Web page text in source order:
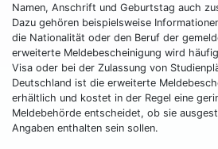
Namen, Anschrift und Geburtstag auch
Dazu gehören beispielsweise
die Nationalität oder den Beruf der
erweiterte Meldebescheinigung wird
Visa oder bei der Zulassung von
Deutschland ist die erweiterte
erhältlich und kostet in der Regel eine
Meldebehörde entscheidet, ob sie
Angaben enthalten sein sollen.